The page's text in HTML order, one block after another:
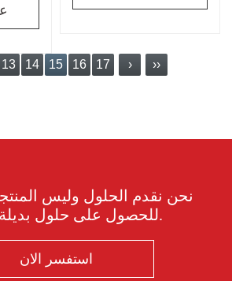
13 14 15 16 17 › ››
نحن نقدم الحلول وليس
للحصول على حلول بديلة مختلفة.
استفسر الان